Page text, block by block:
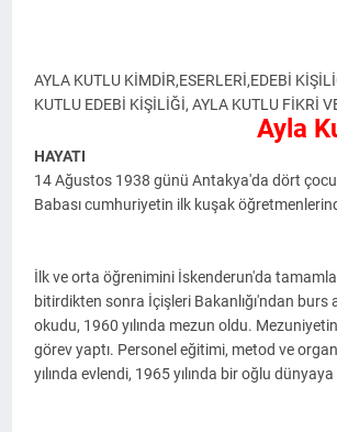
AYLA KUTLU KİMDİR,ESERLERİ,EDEBİ
KUTLU EDEBİ KİŞİLİĞİ, AYLA KUTLU FİKRİ
Ayla
HAYATI
14 Ağustos 1938 günü Antakya'da dört
Babası cumhuriyetin ilk kuşak
İlk ve orta öğrenimini İskenderun'da
bitirdikten sonra İçişleri Bakanlığı'ndan
okudu, 1960 yılında mezun oldu.
görev yaptı. Personel eğitimi, metod ve
yılında evlendi, 1965 yılında bir oğlu